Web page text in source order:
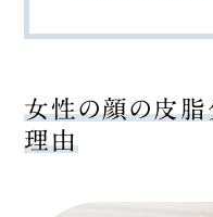
女性の顔の皮脂
理由